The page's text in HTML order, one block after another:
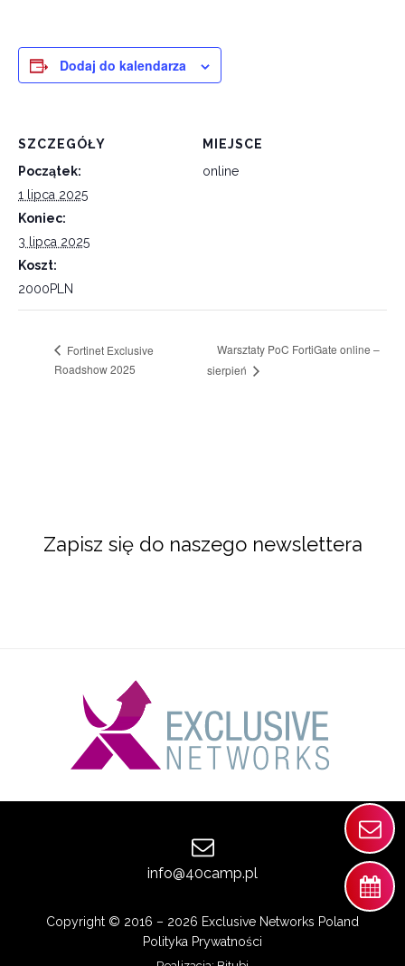
Dodaj do kalendarza
SZCZEGÓŁY
Początek:
1 lipca 2025
Koniec:
3 lipca 2025
Koszt:
2000PLN
MIEJSCE
online
Fortinet Exclusive
Roadshow 2025
Warsztaty PoC FortiGate online –
sierpień
Zapisz się do naszego newslettera
info@40camp.pl
Copyright © 2016 – 2026 Exclusive Networks Poland
Polityka Prywatności